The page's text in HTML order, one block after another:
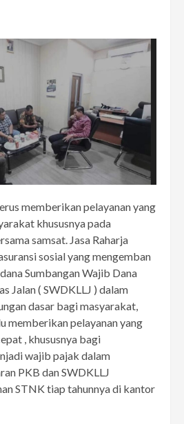
memberikan pelayanan yang
khususnya pada
samsat. Jasa Raharja
sosial yang mengemban
Sumbangan Wajib Dana
Jalan ( SWDKLLJ ) dalam
dasar bagi masyarakat,
memberikan pelayanan yang
, khususnya bagi
wajib pajak dalam
PKB dan SWDKLLJ
STNK tiap tahunnya di kantor